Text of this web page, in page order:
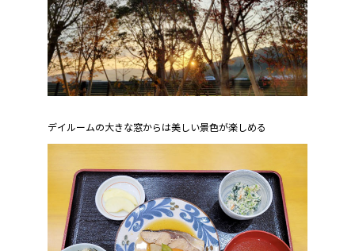
デイルームの大きな窓からは美しい景色が楽しめる